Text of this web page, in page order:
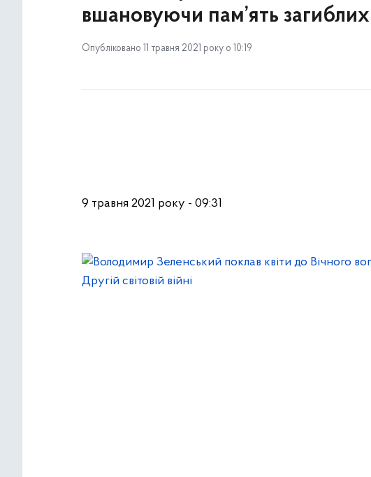
вшановуючи пам’ять загиблих
Опубліковано 11 травня 2021 року о 10:19
9 травня 2021 року - 09:31